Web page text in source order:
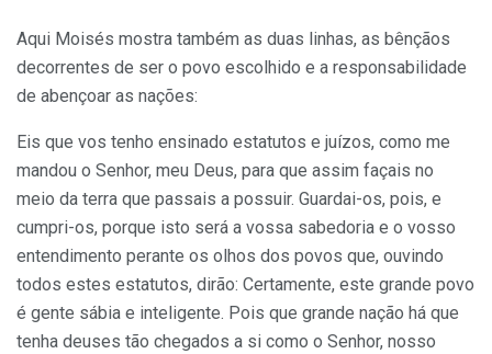
Aqui Moisés mostra também as duas linhas, as bênçãos
decorrentes de ser o povo escolhido e a responsabilidade
de abençoar as nações:
Eis que vos tenho ensinado estatutos e juízos, como me
mandou o Senhor, meu Deus, para que assim façais no
meio da terra que passais a possuir. Guardai-os, pois, e
cumpri-os, porque isto será a vossa sabedoria e o vosso
entendimento perante os olhos dos povos que, ouvindo
todos estes estatutos, dirão: Certamente, este grande povo
é gente sábia e inteligente. Pois que grande nação há que
tenha deuses tão chegados a si como o Senhor, nosso